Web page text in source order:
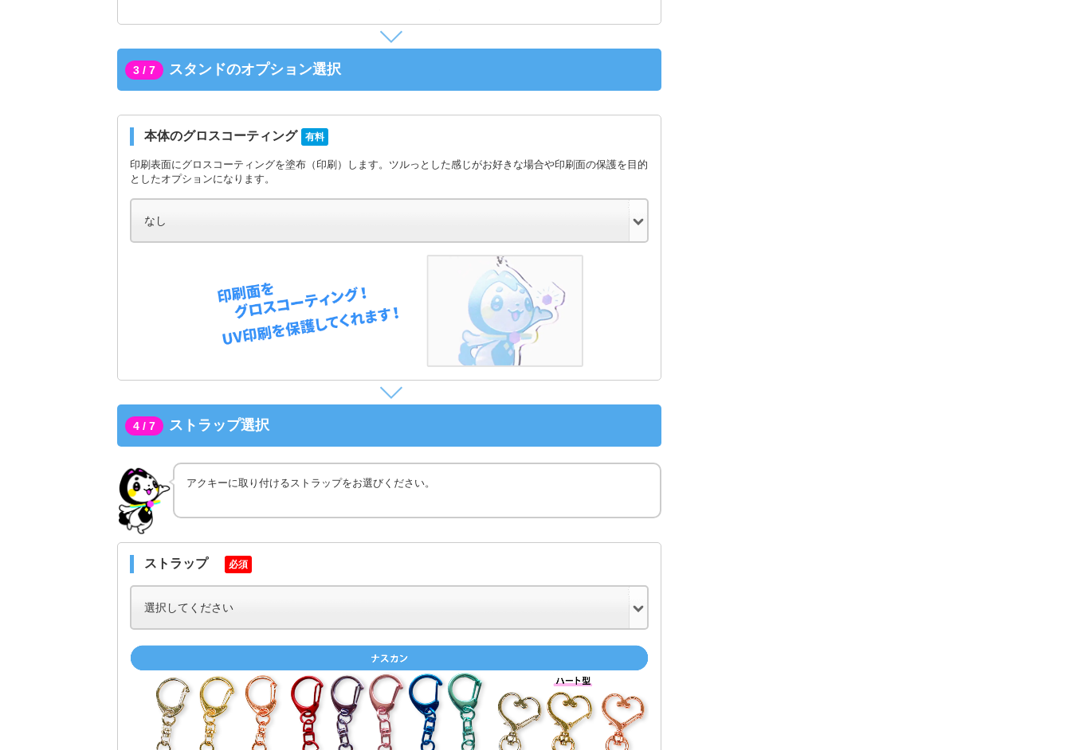
3 / 7 スタンドのオプション選択
本体のグロスコーティング 有料
印刷表面にグロスコーティングを塗布（印刷）します。ツルっとした感じがお好きな場合や印刷面の保護を目的
としたオプションになります。
4 / 7 ストラップ選択
アクキーに取り付けるストラップをお選びください。
ストラップ 必須